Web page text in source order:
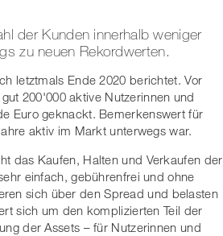
der Kunden innerhalb weniger
zu neuen Rekordwerten.
letztmals Ende 2020 berichtet. Vor
200'000 aktive Nutzerinnen und
Euro geknackt. Bemerkenswert für
aktiv im Markt unterwegs war.
das Kaufen, Halten und Verkaufen der
einfach, gebührenfrei und ohne
sich über den Spread und belasten
sich um den komplizierten Teil der
der Assets – für Nutzerinnen und